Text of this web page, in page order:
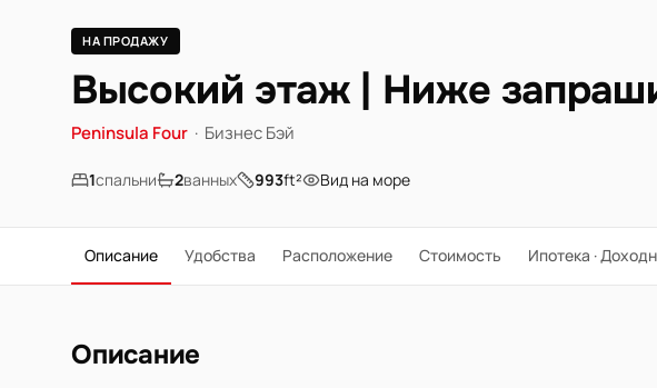
НА ПРОДАЖУ
Высокий этаж | Ниже
Peninsula Four · Бизнес Бэй
1спальни 2ванных 993ft² Вид на море
Описание Удобства Расположение Стоимость Ипотека ·
Описание